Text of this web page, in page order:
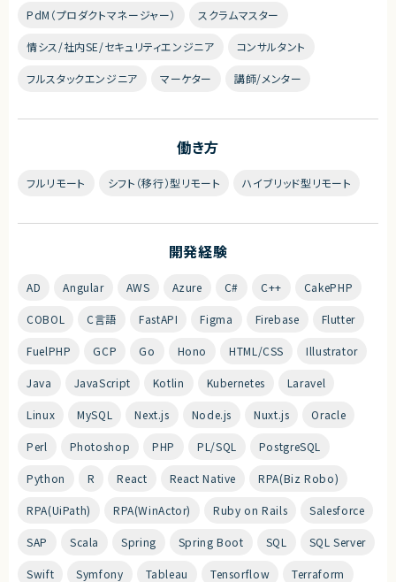
PdM（プロダクトマネージャー） スクラムマスター
情シス/社内SE/セキュリティエンジニア コンサルタント
フルスタックエンジニア マーケター 講師/メンター
働き方
フルリモート シフト（移行）型リモート ハイブリッド型リモート
開発経験
AD Angular AWS Azure C# C++ CakePHP
COBOL C言語 FastAPI Figma Firebase Flutter
FuelPHP GCP Go Hono HTML/CSS Illustrator
Java JavaScript Kotlin Kubernetes Laravel
Linux MySQL Next.js Node.js Nuxt.js Oracle
Perl Photoshop PHP PL/SQL PostgreSQL
Python R React React Native RPA(Biz Robo)
RPA(UiPath) RPA(WinActor) Ruby on Rails Salesforce
SAP Scala Spring Spring Boot SQL SQL Server
Swift Symfony Tableau Tensorflow Terraform